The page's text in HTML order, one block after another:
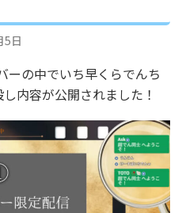
5日
ーの中でいち早くらでんち
内容が公開されました！